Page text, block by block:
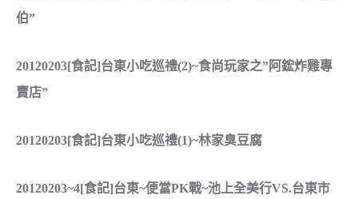
伯”
20120203[食記]台東小吃巡禮(2)~食尚玩家之”阿鋐炸雞專
賣店”
20120203[食記]台東小吃巡禮(1)~林家臭豆腐
20120203~4[食記]台東~便當PK戰~池上全美行VS.台東市